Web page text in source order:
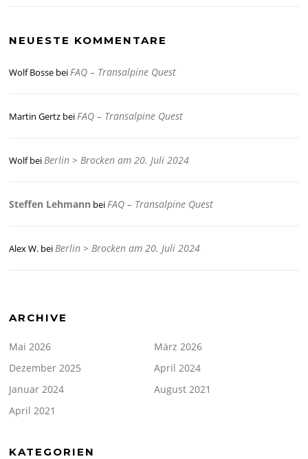
NEUESTE KOMMENTARE
Wolf Bosse beiFAQ – Transalpine Quest
Martin Gertz beiFAQ – Transalpine Quest
WolfbeiBerlin > Brocken am 20. Juli 2024
Steffen Lehmann beiFAQ – Transalpine Quest
Alex W. beiBerlin > Brocken am 20. Juli 2024
ARCHIVE
Mai 2026
März 2026
Dezember 2025
April 2024
Januar 2024
August 2021
April 2021
KATEGORIEN